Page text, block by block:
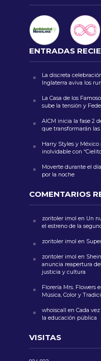
ENTRADAS
La discreta
Inglaterra aviva los
La Casa de los
sube la tensión y
AICM inicia la fase 2
que transformarán
Harry Styles y
inolvidable con
Moverte durante el
por la noche
COMENTARIOS
zoritoler imol en Un
el estreno de la
zoritoler imol en
zoritoler imol en
anuncia reapertura
justicia y cultura
Florería Mrs. Flowers
Música, Color y
whoiscall en Cada
la educación pública
VISITAS